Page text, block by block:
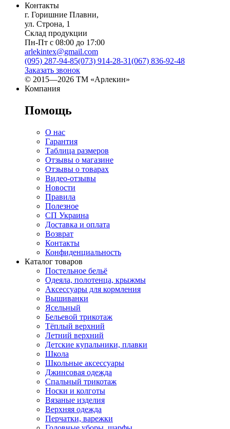
Контакты
г. Горишние Плавни,
ул. Строна, 1
Склад продукции
Пн-Пт с 08:00 до 17:00
arlekintex@gmail.com
(095) 287-94-85(073) 914-28-31(067) 836-92-48
Заказать звонок
© 2015—2026 ТМ «Арлекин»
Компания
Помощь
О нас
Гарантия
Таблица размеров
Отзывы о магазине
Отзывы о товарах
Видео-отзывы
Новости
Правила
Полезное
СП Украина
Доставка и оплата
Возврат
Контакты
Конфиденциальность
Каталог товаров
Постельное бельё
Одеяла, полотенца, крыжмы
Аксессуары для кормления
Вышиванки
Ясельный
Бельевой трикотаж
Тёплый верхний
Летний верхний
Детские купальники, плавки
Школа
Школьные аксессуары
Джинсовая одежда
Спальный трикотаж
Носки и колготы
Вязаные изделия
Верхняя одежда
Перчатки, варежки